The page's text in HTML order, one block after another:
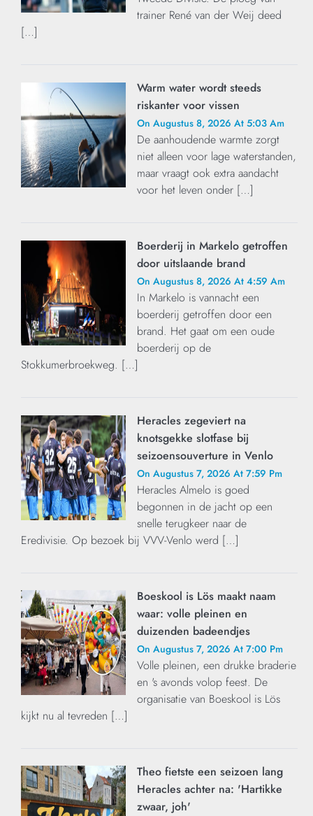
trainer René van der Weij deed
[…]
Warm water wordt steeds
riskanter voor vissen
On Augustus 8, 2026 At 5:03 Am
De aanhoudende warmte zorgt
niet alleen voor lage waterstanden,
maar vraagt ook extra aandacht
voor het leven onder […]
Boerderij in Markelo getroffen
door uitslaande brand
On Augustus 8, 2026 At 4:59 Am
In Markelo is vannacht een
boerderij getroffen door een
brand. Het gaat om een oude
boerderij op de
Stokkumerbroekweg. […]
Heracles zegeviert na
knotsgekke slotfase bij
seizoensouverture in Venlo
On Augustus 7, 2026 At 7:59 Pm
Heracles Almelo is goed
begonnen in de jacht op een
snelle terugkeer naar de
Eredivisie. Op bezoek bij VVV-Venlo werd […]
Boeskool is Lös maakt naam
waar: volle pleinen en
duizenden badeendjes
On Augustus 7, 2026 At 7:00 Pm
Volle pleinen, een drukke braderie
en 's avonds volop feest. De
organisatie van Boeskool is Lös
kijkt nu al tevreden […]
Theo fietste een seizoen lang
Heracles achter na: 'Hartikke
zwaar, joh'